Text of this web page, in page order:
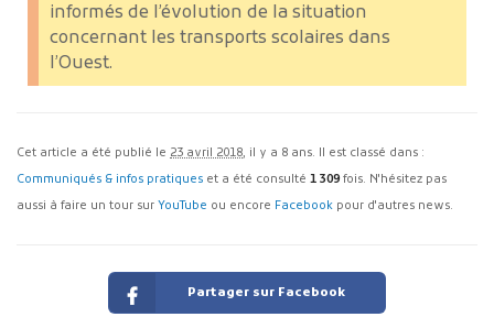
informés de l’évolution de la situation
concernant les transports scolaires dans
l’Ouest.
Cet article a été publié le 23 avril 2018, il y a 8 ans. Il est classé dans :
Communiqués & infos pratiques et a été consulté 1 309 fois. N'hésitez pas
aussi à faire un tour sur YouTube ou encore Facebook pour d'autres news.
Partager sur Facebook